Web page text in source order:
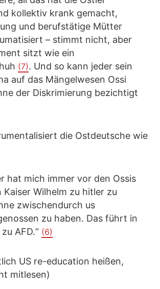
kollektiv krank gemacht,
und berufstätige Mütter
– stimmt nicht, aber
sitzt wie ein
(7). Und so kann jeder sein
auf das Mängelwesen Ossi
der Diskrimierung bezichtigt
die Ostdeutsche wie
hat mich immer vor den Ossis
Kaiser Wilhelm zu hitler zu
zwischendurch us
zu haben. Das führt in
AFD.“ (6)
US re-education heißen,
mitlesen)